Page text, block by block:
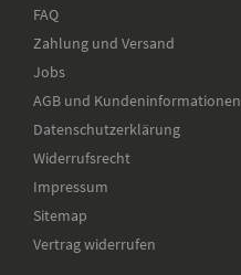
FAQ
Zahlung und Versand
Jobs
AGB und Kundeninformationen
Datenschutzerklärung
Widerrufsrecht
Impressum
Sitemap
Vertrag widerrufen